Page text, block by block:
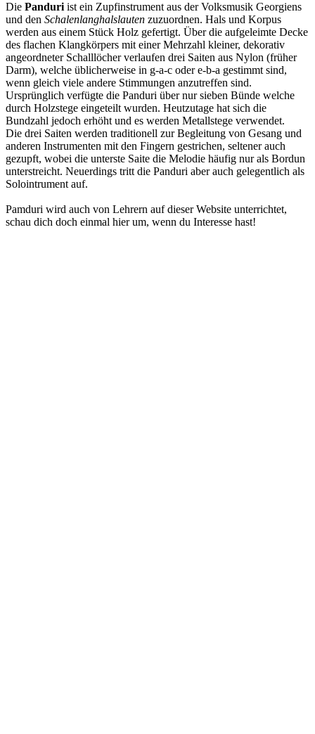
Die Panduriist ein Zupfinstrument aus der Volksmusik Georgiens
und den Schalenlanghalslauten zuzuordnen. Hals und Korpus
werden aus einem Stück Holz gefertigt. Über die aufgeleimte Decke
des flachen Klangkörpers mit einer Mehrzahl kleiner, dekorativ
angeordneter Schalllöcher verlaufen drei Saiten aus Nylon (früher
Darm), welche üblicherweise in g-a-c oder e-b-a gestimmt sind,
wenn gleich viele andere Stimmungen anzutreffen sind.
Ursprünglich verfügte die Panduri über nur sieben Bünde welche
durch Holzstege eingeteilt wurden. Heutzutage hat sich die
Bundzahl jedoch erhöht und es werden Metallstege verwendet.
Die drei Saiten werden traditionell zur Begleitung von Gesang und
anderen Instrumenten mit den Fingern gestrichen, seltener auch
gezupft, wobei die unterste Saite die Melodie häufig nur als Bordun
unterstreicht. Neuerdings tritt die Panduri aber auch gelegentlich als
Solointrument auf.
Pamduri wird auch von Lehrern auf dieser Website unterrichtet,
schau dich doch einmal hier um, wenn du Interesse hast!